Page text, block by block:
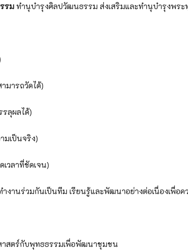
รม ทำนุบำรุงศิลปวัฒนธรรม ส่งเสริมและทำนุบำรุงพ
มารถวัดได้)
รลุผลได้)
มเป็นจริง)
วลาที่ชัดเจน)
ำงานร่วมกันเป็นทีม เรียนรู้และพัฒนาอย่างต่อเนื่องเพื่อค
าสตร์กับพุทธธรรมเพื่อพัฒนาชุมชน